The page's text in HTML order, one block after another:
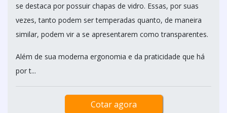
se destaca por possuir chapas de vidro. Essas, por suas
vezes, tanto podem ser temperadas quanto, de maneira
similar, podem vir a se apresentarem como transparentes.
Além de sua moderna ergonomia e da praticidade que há
por t...
Cotar agora